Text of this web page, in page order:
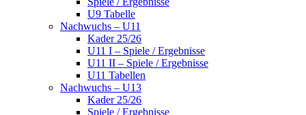
U9 Tabelle
Nachwuchs – U11
Kader 25/26
U11 I – Spiele / Ergebnisse
U11 II – Spiele / Ergebnisse
U11 Tabellen
Nachwuchs – U13
Kader 25/26
Spiele / Ergebnisse